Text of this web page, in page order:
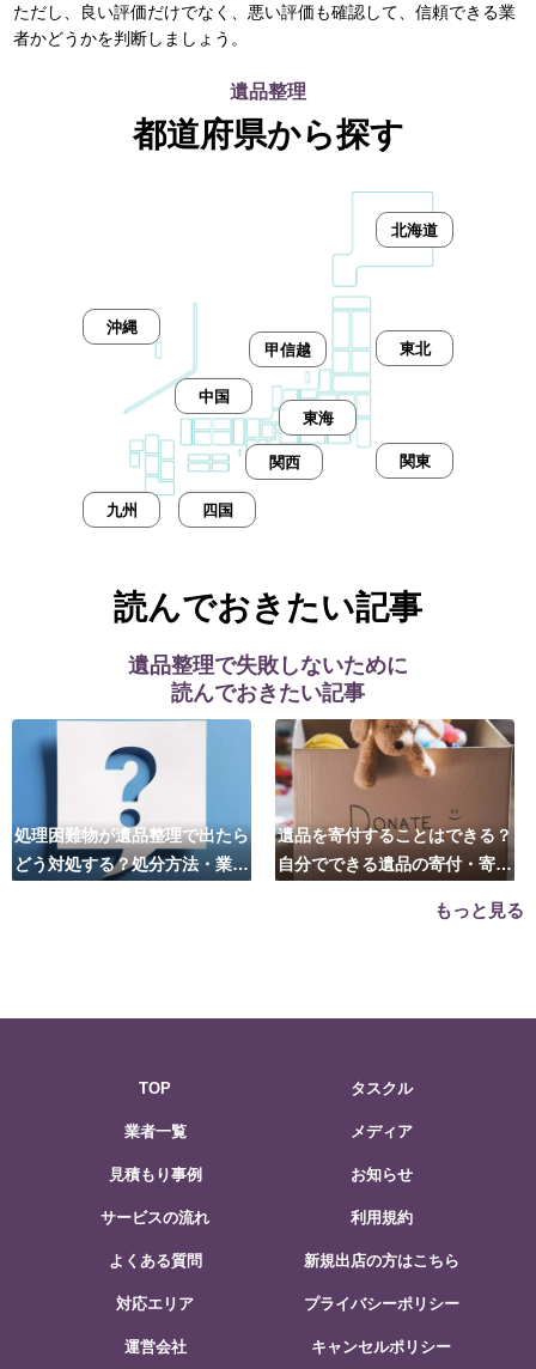
ただし、良い評価だけでなく、悪い評価も確認して、信頼できる業
者かどうかを判断しましょう。
遺品整理
都道府県から探す
北海道
東北
甲信越
東海
関東
関西
中国
四国
九州
沖縄
読んでおきたい記事
遺品整理で失敗しないために
読んでおきたい記事
処理困難物が遺品整理で出たら
どう対処する？処分方法・業者
遺品を寄付することはできる？
自分でできる遺品の寄付・寄贈
もっと見る
TOP
業者一覧
見積もり事例
サービスの流れ
よくある質問
対応エリア
運営会社
タスクル
メディア
お知らせ
利用規約
新規出店の方はこちら
プライバシーポリシー
キャンセルポリシー